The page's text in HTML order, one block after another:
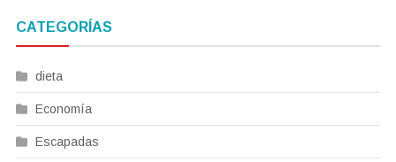
CATEGORÍAS
dieta
Economía
Escapadas